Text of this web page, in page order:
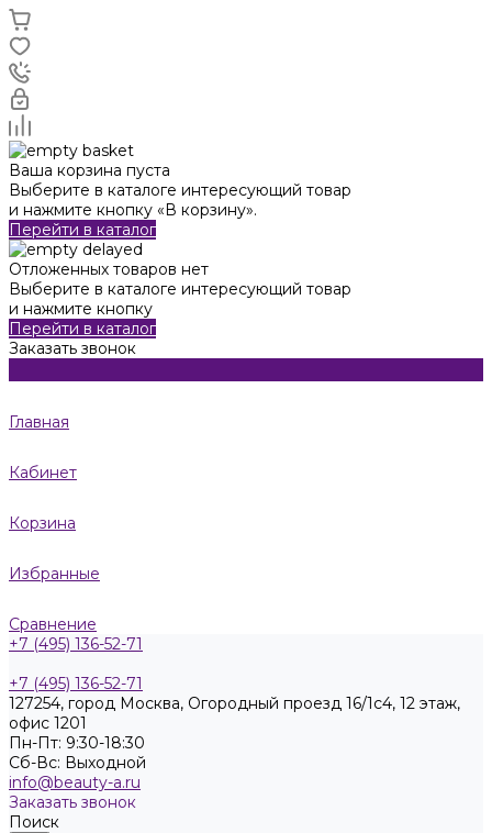
Ваша корзина пуста
Выберите в каталоге интересующий товар
и нажмите кнопку «В корзину».
Перейти в каталог
Отложенных товаров нет
Выберите в каталоге интересующий товар
и нажмите кнопку
Перейти в каталог
Заказать звонок
Главная
Кабинет
Корзина
Избранные
Сравнение
+7 (495) 136-52-71
+7 (495) 136-52-71
127254, город Москва, Огородный проезд 16/1с4, 12 этаж,
офис 1201
Пн-Пт: 9:30-18:30
Cб-Вс: Выходной
info@beauty-a.ru
Заказать звонок
Поиск